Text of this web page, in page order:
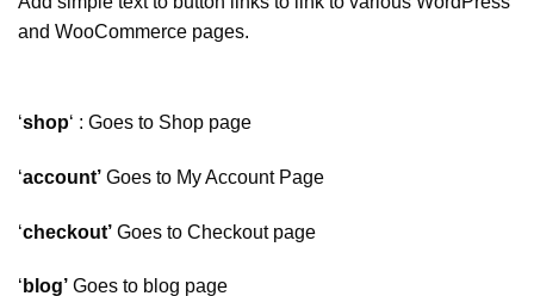
and WooCommerce pages.
‘shop‘ : Goes to Shop page
‘account’ Goes to My Account Page
‘checkout’ Goes to Checkout page
‘ blog’ Goes to blog page